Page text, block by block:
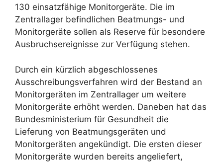
130 einsatzfähige Monitorgeräte. Die im
Zentrallager befindlichen Beatmungs- und
Monitorgeräte sollen als Reserve für besondere
Ausbruchsereignisse zur Verfügung stehen.
Durch ein kürzlich abgeschlossenes
Ausschreibungsverfahren wird der Bestand an
Monitorgeräten im Zentrallager um weitere
Monitorgeräte erhöht werden. Daneben hat das
Bundesministerium für Gesundheit die
Lieferung von Beatmungsgeräten und
Monitorgeräten angekündigt. Die ersten dieser
Monitorgeräte wurden bereits angeliefert,